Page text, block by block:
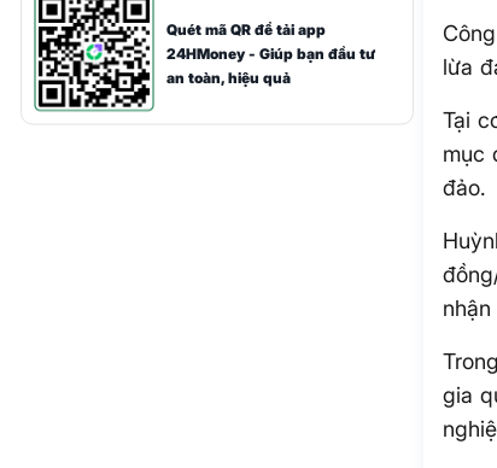
Quét mã QR để tải app
24HMoney - Giúp bạn đầu tư
an toàn, hiệu quả
lừa
Tại
mục
đảo.
gia